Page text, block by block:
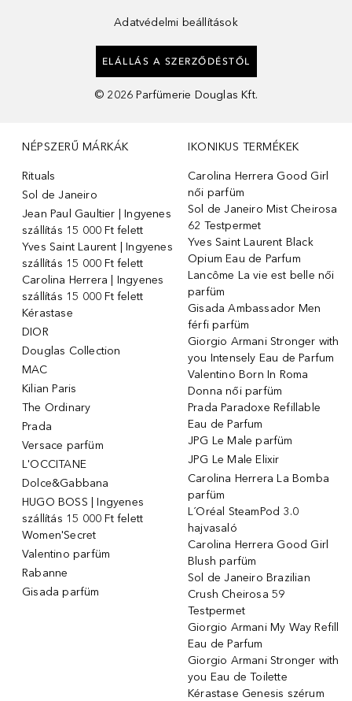
Adatvédelmi beállítások
ELÁLLÁS A SZERZŐDÉSTŐL
© 2026 Parfümerie Douglas Kft.
NÉPSZERŰ MÁRKÁK
Rituals
Sol de Janeiro
Jean Paul Gaultier | Ingyenes
szállítás 15 000 Ft felett
Yves Saint Laurent | Ingyenes
szállítás 15 000 Ft felett
Carolina Herrera | Ingyenes
szállítás 15 000 Ft felett
Kérastase
DIOR
Douglas Collection
MAC
Kilian Paris
The Ordinary
Prada
Versace parfüm
L'OCCITANE
Dolce&Gabbana
HUGO BOSS | Ingyenes
szállítás 15 000 Ft felett
Women'Secret
Valentino parfüm
Rabanne
Gisada parfüm
IKONIKUS TERMÉKEK
Carolina Herrera Good Girl
női parfüm
Sol de Janeiro Mist Cheirosa
62 Testpermet
Yves Saint Laurent Black
Opium Eau de Parfum
Lancôme La vie est belle női
parfüm
Gisada Ambassador Men
férfi parfüm
Giorgio Armani Stronger with
you Intensely Eau de Parfum
Valentino Born In Roma
Donna női parfüm
Prada Paradoxe Refillable
Eau de Parfum
JPG Le Male parfüm
JPG Le Male Elixir
Carolina Herrera La Bomba
parfüm
L´Oréal SteamPod 3.0
hajvasaló
Carolina Herrera Good Girl
Blush parfüm
Sol de Janeiro Brazilian
Crush Cheirosa 59
Testpermet
Giorgio Armani My Way Refill
Eau de Parfum
Giorgio Armani Stronger with
you Eau de Toilette
Kérastase Genesis szérum